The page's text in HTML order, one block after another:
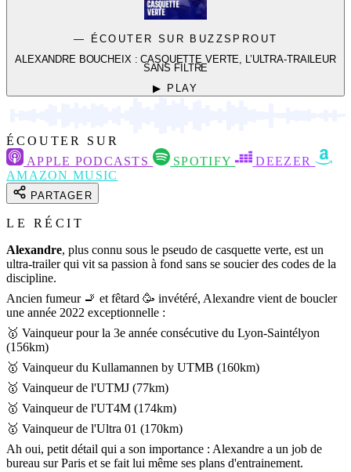
— ÉCOUTER SUR BUZZSPROUT
ALEXANDRE BOUCHEIX : CASQUETTE VERTE, L’ULTRA-TRAILEUR
SANS FILTRE
▶ PLAY
ÉCOUTER SUR
APPLE PODCASTS
SPOTIFY
DEEZER
AMAZON MUSIC
PARTAGER
LE RÉCIT
Alexandre, plus connu sous le pseudo de casquette verte, est un
ultra-trailer qui vit sa passion à fond sans se soucier des codes de la
discipline.
Ancien fumeur 🚬 et fêtard 🥳 invétéré, Alexandre vient de boucler
une année 2022 exceptionnelle :
🥇 Vainqueur pour la 3e année consécutive du Lyon-Saintélyon
(156km)
🥇 Vainqueur du Kullamannen by UTMB (160km)
🥇 Vainqueur de l'UTMJ (77km)
🥇 Vainqueur de l'UT4M (174km)
🥇 Vainqueur de l'Ultra 01 (170km)
Ah oui, petit détail qui a son importance : Alexandre a un job de
bureau sur Paris et se fait lui même ses plans d'entrainement.